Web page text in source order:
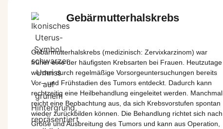
Gebärmutterhalskrebs
Gebärmutterhalskrebs (medizinisch: Zervixkarzinom) war
früher eineder häufigsten Krebsarten bei Frauen. Heutzutage
werden durch regelmäßige Vorsorgeuntersuchungen bereits
Vor– und Frühstadien des Tumors entdeckt Dadurch kann
rechtzeitig eine Heilbehandlung eingeleitet werden
Manchmal
reicht eine Beobachtung aus , da sich Krebsvorstufen spontan
wieder zurückbilden können . Die Behandlung richtet sich nach
GrößeundAusbreitung des Tumors und kann aus Operation,